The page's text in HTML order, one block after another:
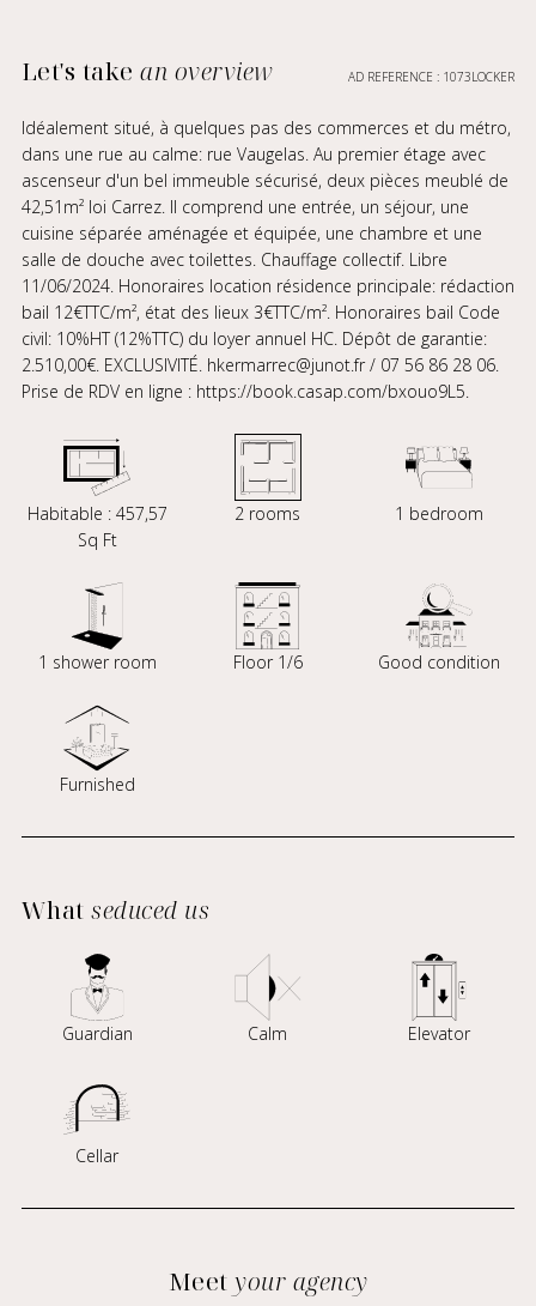
Let's takean overview AD REFERENCE : 1073LOCKER
Idéalement situé, à quelques pas des commerces et du métro,
dans une rue au calme: rue Vaugelas. Au premier étage avec
ascenseur d'un bel immeuble sécurisé, deux pièces meublé de
42,51m² loi Carrez. Il comprend une entrée, un séjour, une
cuisine séparée aménagée et équipée, une chambre et une
salle de douche avec toilettes. Chauffage collectif. Libre
11/06/2024. Honoraires location résidence principale: rédaction
bail 12€TTC/m², état des lieux 3€TTC/m². Honoraires bail Code
civil: 10%HT (12%TTC) du loyer annuel HC. Dépôt de garantie:
2.510,00€. EXCLUSIVITÉ. hkermarrec@junot.fr / 07 56 86 28 06.
Prise de RDV en ligne : https://book.casap.com/bxouo9L5.
Habitable : 457,57
Sq Ft
2 rooms 1 bedroom
1 shower room Floor 1/6 Good condition
Furnished
Whatseduced us
Guardian Calm Elevator
Cellar
Meet your agency